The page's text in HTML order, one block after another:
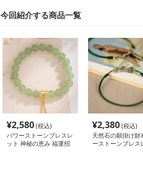
今回紹介する商品一覧
¥2,580(税込)
パワーストーンブレスレ
ット 神秘の恵み 福運招
¥2,380(税込)
天然石の願掛け財
ーストーンブレス